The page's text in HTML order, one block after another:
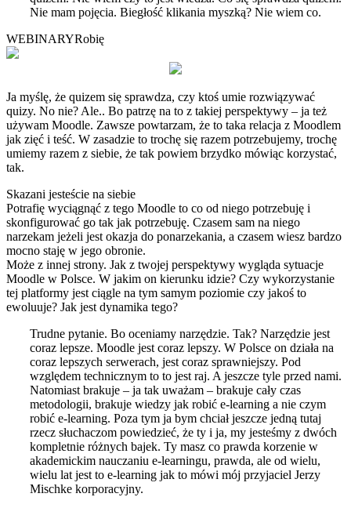
Nie mam pojęcia. Biegłość klikania myszką? Nie wiem co.
WEBINARYRobię
Ja myślę, że quizem się sprawdza, czy ktoś umie rozwiązywać
quizy. No nie? Ale.. Bo patrzę na to z takiej perspektywy – ja też
używam Moodle. Zawsze powtarzam, że to taka relacja z Moodlem
jak zięć i teść. W zasadzie to trochę się razem potrzebujemy, trochę
umiemy razem z siebie, że tak powiem brzydko mówiąc korzystać,
tak.
Skazani jesteście na siebie
Potrafię wyciągnąć z tego Moodle to co od niego potrzebuję i
skonfigurować go tak jak potrzebuję. Czasem sam na niego
narzekam jeżeli jest okazja do ponarzekania, a czasem wiesz bardzo
mocno staję w jego obronie.
Może z innej strony. Jak z twojej perspektywy wygląda sytuacje
Moodle w Polsce. W jakim on kierunku idzie? Czy wykorzystanie
tej platformy jest ciągle na tym samym poziomie czy jakoś to
ewoluuje? Jak jest dynamika tego?
Trudne pytanie. Bo oceniamy narzędzie. Tak? Narzędzie jest
coraz lepsze. Moodle jest coraz lepszy. W Polsce on działa na
coraz lepszych serwerach, jest coraz sprawniejszy. Pod
względem technicznym to to jest raj. A jeszcze tyle przed nami.
Natomiast brakuje – ja tak uważam – brakuje cały czas
metodologii, brakuje wiedzy jak robić e-learning a nie czym
robić e-learning. Poza tym ja bym chciał jeszcze jedną tutaj
rzecz słuchaczom powiedzieć, że ty i ja, my jesteśmy z dwóch
kompletnie różnych bajek. Ty masz co prawda korzenie w
akademickim nauczaniu e-learningu, prawda, ale od wielu,
wielu lat jest to e-learning jak to mówi mój przyjaciel Jerzy
Mischke korporacyjny.